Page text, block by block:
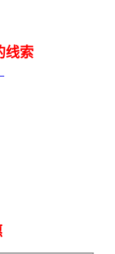
线索